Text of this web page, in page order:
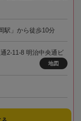
駅」から徒歩10分
2-11-8 明治中央通ビ
地図